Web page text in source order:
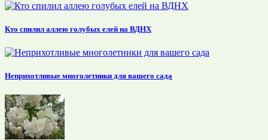
Кто спилил аллею голубых елей на ВДНХ
Неприхотливые многолетники для вашего сада